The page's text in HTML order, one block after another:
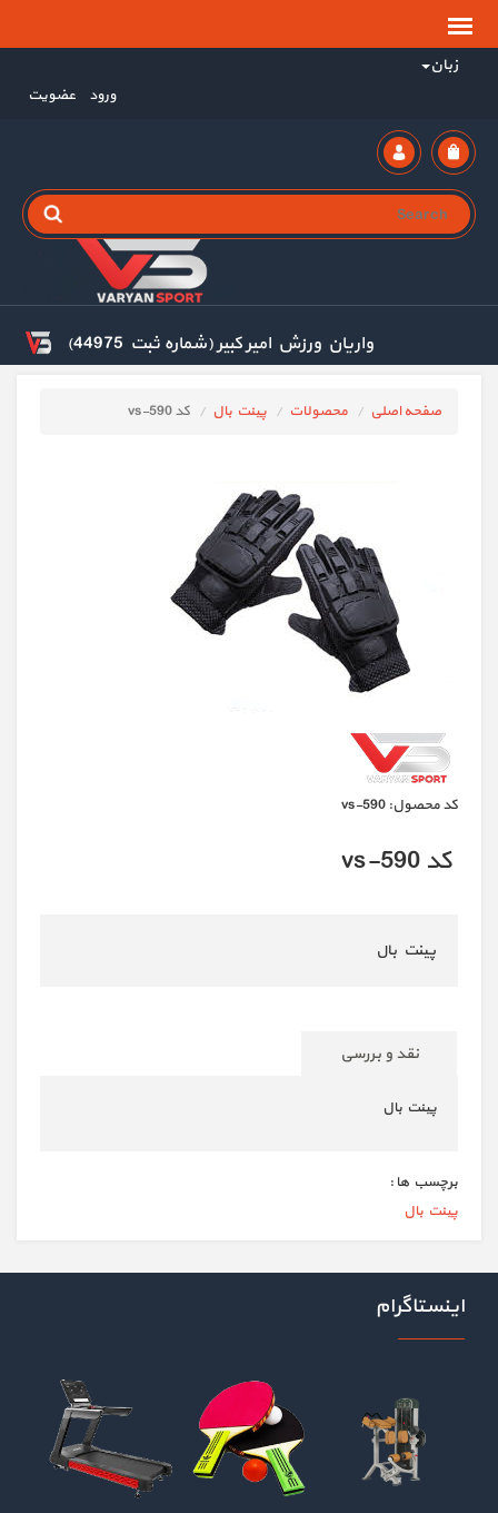
زبان
ورود عضویت
واریان ورزش امیر کبیر (شماره ثبت 44975)
صفحه اصلی محصولات پینت بال کد vs-590
كد محصول: vs-590
کد vs-590
پینت بال
نقد و بررسی
پینت بال
برچسب ها :
پینت بال
اینستاگرام